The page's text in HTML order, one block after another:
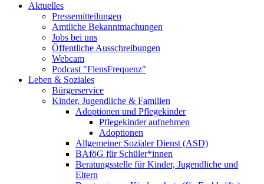
Aktuelles
Pressemitteilungen
Amtliche Bekanntmachungen
Jobs bei uns
Öffentliche Ausschreibungen
Webcam
Podcast "FlensFrequenz"
Leben & Soziales
Bürgerservice
Kinder, Jugendliche & Familien
Adoptionen und Pflegekinder
Pflegekinder aufnehmen
Adoptionen
Allgemeiner Sozialer Dienst (ASD)
BAföG für Schüler*innen
Beratungsstelle für Kinder, Jugendliche und
Eltern